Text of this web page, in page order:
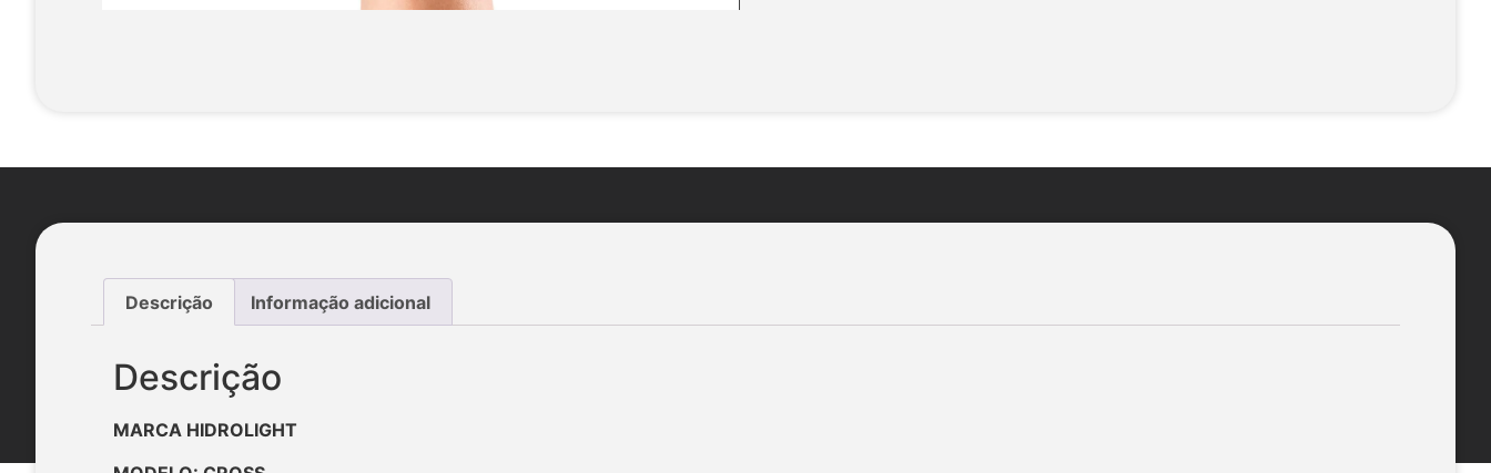
Descrição Informação adicional
Descrição
MARCA HIDROLIGHT